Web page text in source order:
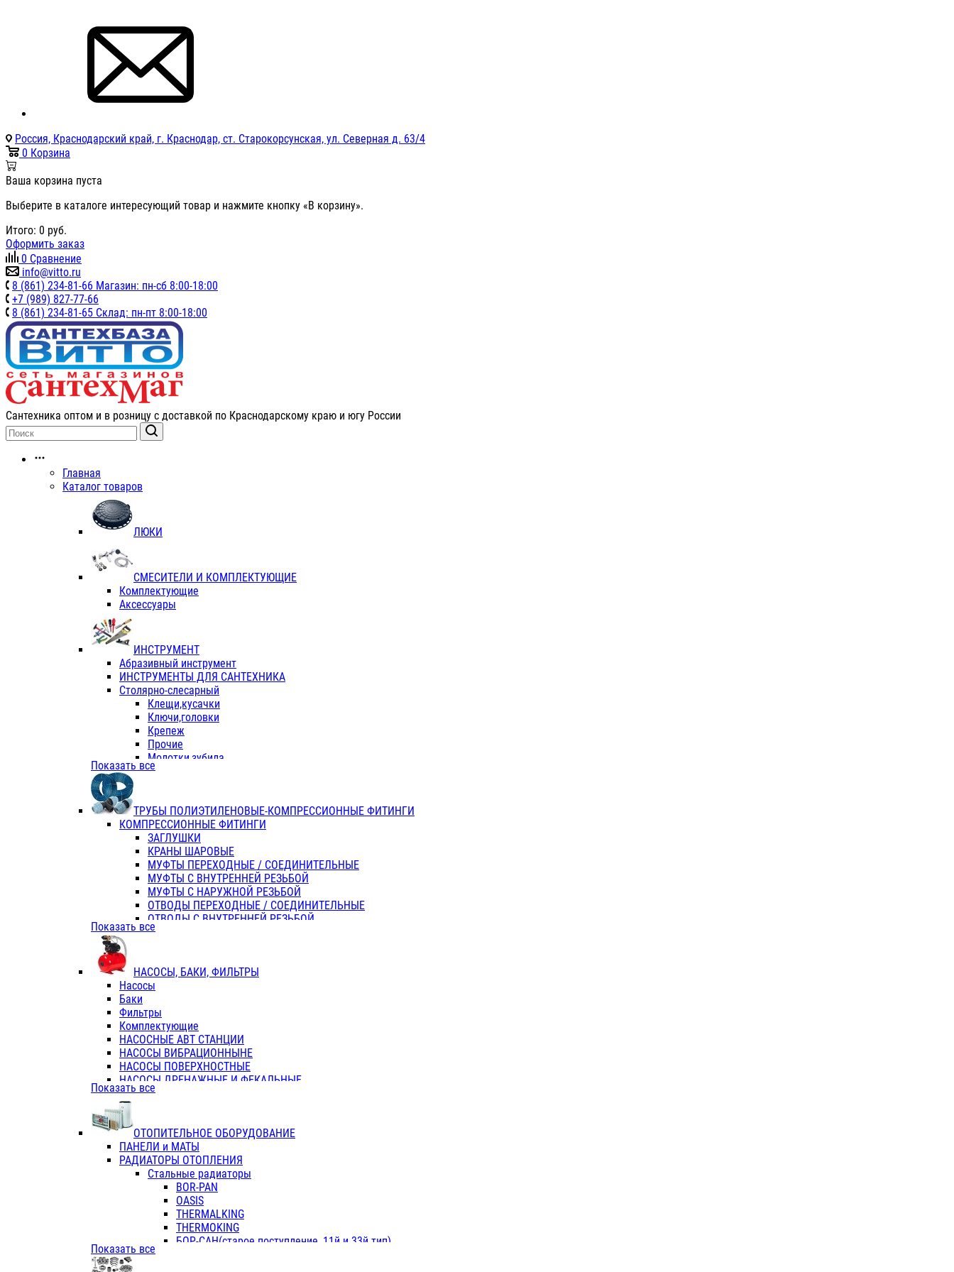
Россия, Краснодарский край, г. Краснодар, ст. Старокорсунская, ул. Северная д. 63/4
0 Корзина
Ваша корзина пуста
Выберите в каталоге интересующий товар и нажмите кнопку «В корзину».
Итого: 0 руб.
Оформить заказ
0 Сравнение
info@vitto.ru
8 (861) 234-81-66 Магазин: пн-сб 8:00-18:00
+7 (989) 827-77-66
8 (861) 234-81-65 Склад: пн-пт 8:00-18:00
Сантехника оптом и в розницу с доставкой по Краснодарскому краю и югу России
Главная
Каталог товаров
ЛЮКИ
СМЕСИТЕЛИ И КОМПЛЕКТУЮЩИЕ
Комплектующие
Аксессуары
ИНСТРУМЕНТ
Абразивный инструмент
ИНСТРУМЕНТЫ ДЛЯ САНТЕХНИКА
Столярно-слесарный
Клещи,кусачки
Ключи,головки
Крепеж
Прочие
Молотки,зубила
Пассатижи,тонкогубцы,утконосы
Отвертки
Хоз. инвентарь
ЭЛ. ИНСТРУМЕНТ OASIS
Показать все
ТРУБЫ ПОЛИЭТИЛЕНОВЫЕ-КОМПРЕССИОННЫЕ ФИТИНГИ
КОМПРЕССИОННЫЕ ФИТИНГИ
ЗАГЛУШКИ
КРАНЫ ШАРОВЫЕ
МУФТЫ ПЕРЕХОДНЫЕ / СОЕДИНИТЕЛЬНЫЕ
МУФТЫ С ВНУТРЕННЕЙ РЕЗЬБОЙ
МУФТЫ С НАРУЖНОЙ РЕЗЬБОЙ
ОТВОДЫ ПЕРЕХОДНЫЕ / СОЕДИНИТЕЛЬНЫЕ
ОТВОДЫ С ВНУТРЕННЕЙ РЕЗЬБОЙ
ОТВОДЫ С НАРУЖНОЙ РЕЗЬБОЙ
ТРОЙНИКИ ПЕРЕХОДНЫЕ / СОЕДИНИТЕЛЬНЫЕ
ТРОЙНИКИ С ВНУТРЕННЕЙ РЕЗЬБОЙ
КОЛЬЦА РЕЗИНОВЫЕ
ТРУБЫ НАПОРНЫЕ
ТРУБЫ ГОФРИРОВАННЫЕ ДВУХСЛ.
ТРУБЫ ПОЛИЭТИЛЕНОВЫЕ
Показать все
НАСОСЫ, БАКИ, ФИЛЬТРЫ
Насосы
Баки
Фильтры
Комплектующие
НАСОСНЫЕ АВТ СТАНЦИИ
НАСОСЫ ВИБРАЦИОННЫНЕ
НАСОСЫ ПОВЕРХНОСТНЫЕ
НАСОСЫ ДРЕНАЖНЫЕ И ФЕКАЛЬНЫЕ
НАСОСЫ ПОВЫСИТ и ЦИРКУЛЯЦИОННЫЕ
НАСОСЫ СКВАЖИННЫЕ
Показать все
ОТОПИТЕЛЬНОЕ ОБОРУДОВАНИЕ
ПАНЕЛИ и МАТЫ
РАДИАТОРЫ ОТОПЛЕНИЯ
Стальные радиаторы
BOR-PAN
OASIS
THERMALKING
THERMOKING
БОР-САН(старое поступление, 11й и 33й тип)
Показать все